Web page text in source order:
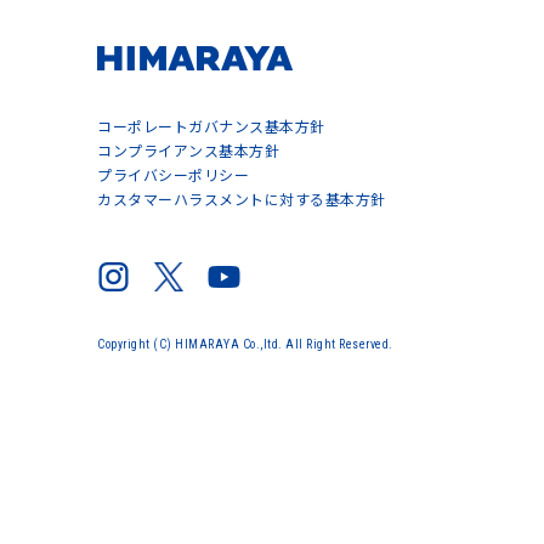
コーポレートガバナンス基本方針
コンプライアンス基本方針
プライバシーポリシー
カスタマーハラスメントに対する基本方針
Copyright (C) HIMARAYA Co.,ltd. All Right Reserved.